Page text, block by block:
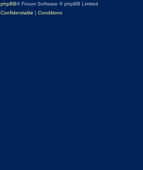
phpBB® Forum Software © phpBB Limited
Confidentialité | Conditions